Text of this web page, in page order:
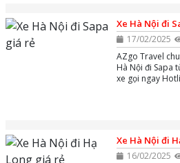
Xe Hà Nội đi
17/02/2025
AZgo Travel
Hà Nội đi Sapa
xe gọi ngay
Xe Hà Nội đi
16/02/2025